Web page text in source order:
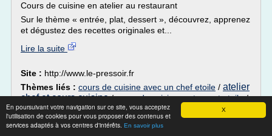
X
En poursuivant votre navigation sur ce site, vous acceptez
l'utilisation de cookies pour vous proposer des contenus et
services adaptés à vos centres d'intérêts. En savoir plus
Cours de cuisine en atelier au restaurant
Sur le thème « entrée, plat, dessert », découvrez, apprenez
et dégustez des recettes originales et...
Lire la suite
Site : http://www.le-pressoir.fr
Thèmes liés : cours de cuisine avec un chef etoile / atelier
chef et cours cuisine/cours de cuisine restaurant etoile/
cours de cuisine avec un chef/
recette d entree
de cuisine